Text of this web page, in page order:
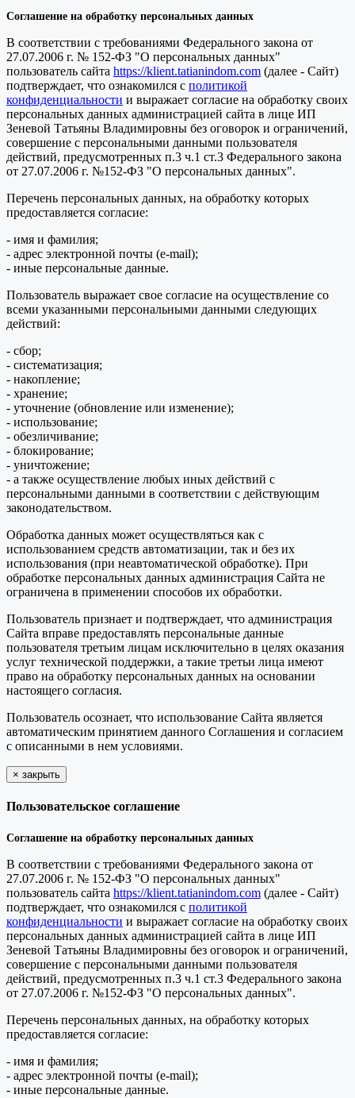
Соглашение на обработку персональных данных
В соответствии с требованиями Федерального закона от
27.07.2006 г. № 152-ФЗ "О персональных данных"
пользователь сайта https://klient.tatianindom.com (далее - Сайт)
подтверждает, что ознакомился с политикой
конфиденциальности и выражает согласие на обработку своих
персональных данных администрацией сайта в лице ИП
Зеневой Татьяны Владимировны без оговорок и ограничений,
совершение с персональными данными пользователя
действий, предусмотренных п.3 ч.1 ст.3 Федерального закона
от 27.07.2006 г. №152-ФЗ "О персональных данных".
Перечень персональных данных, на обработку которых
предоставляется согласие:
- имя и фамилия;
- адрес электронной почты (e-mail);
- иные персональные данные.
Пользователь выражает свое согласие на осуществление со
всеми указанными персональными данными следующих
действий:
- сбор;
- систематизация;
- накопление;
- хранение;
- уточнение (обновление или изменение);
- использование;
- обезличивание;
- блокирование;
- уничтожение;
- а также осуществление любых иных действий с
персональными данными в соответствии с действующим
законодательством.
Обработка данных может осуществляться как с
использованием средств автоматизации, так и без их
использования (при неавтоматической обработке). При
обработке персональных данных администрация Сайта не
ограничена в применении способов их обработки.
Пользователь признает и подтверждает, что администрация
Сайта вправе предоставлять персональные данные
пользователя третьим лицам исключительно в целях оказания
услуг технической поддержки, а такие третьи лица имеют
право на обработку персональных данных на основании
настоящего согласия.
Пользователь осознает, что использование Сайта является
автоматическим принятием данного Соглашения и согласием
с описанными в нем условиями.
× закрыть
Пользовательское соглашение
Соглашение на обработку персональных данных
В соответствии с требованиями Федерального закона от
27.07.2006 г. № 152-ФЗ "О персональных данных"
пользователь сайта https://klient.tatianindom.com (далее - Сайт)
подтверждает, что ознакомился с политикой
конфиденциальности и выражает согласие на обработку своих
персональных данных администрацией сайта в лице ИП
Зеневой Татьяны Владимировны без оговорок и ограничений,
совершение с персональными данными пользователя
действий, предусмотренных п.3 ч.1 ст.3 Федерального закона
от 27.07.2006 г. №152-ФЗ "О персональных данных".
Перечень персональных данных, на обработку которых
предоставляется согласие:
- имя и фамилия;
- адрес электронной почты (e-mail);
- иные персональные данные.